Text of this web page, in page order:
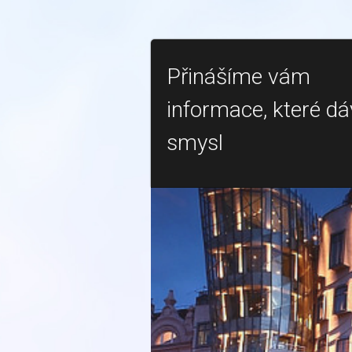
Přinášíme vám
informace, které
smysl